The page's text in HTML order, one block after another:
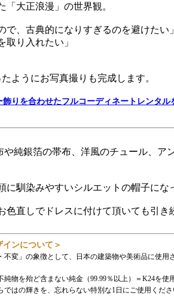
「大正浪漫」の世界観。
で、古典的になりすぎるのを避けたい」
取り入れたい」
ようにお写真撮りも完成します。
りを合わせたフルコーディネートレンタル
や純銀箔の帯布、洋風のチュール、
に馴染みやすいシルエットの帽子にな
色直しでドレスに付けて頂いても引き
ンについて＞
変」の象徴として、日本の建築物や美術品に使用
物を殆ど含まない純金（99.99％以上）＝K24を使
はの輝きを、忘れらない特別な1日にご使用くださ